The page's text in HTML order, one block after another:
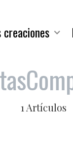
creaciones
1 Artículos